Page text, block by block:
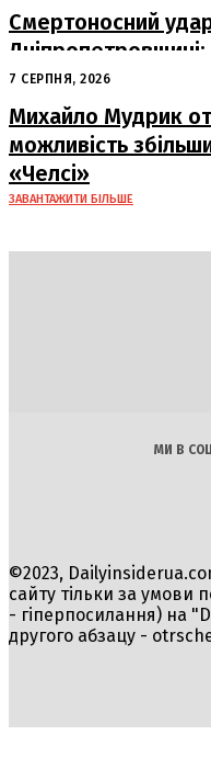
Смертоносний
– працівники
7 СЕРПНЯ, 2026
Михайло Мудрик
можливість
«Челсі»
ЗАВАНТАЖИТИ БІЛЬШЕ
МИ В
©2023,
сайту тільки за умови
- гіперпосилання) на
другого абзацу -